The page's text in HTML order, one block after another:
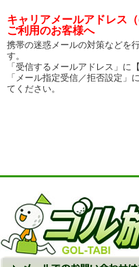
キャリアメールアドレス
ご利用のお客様へ
携帯の迷惑メールの対策などを
す。
「受信するメールアドレス」に
「メール指定受信／拒否設定
てください。